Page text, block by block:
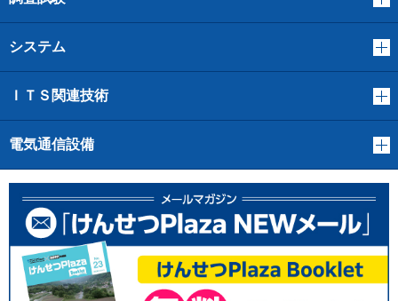
システム
ＩＴＳ関連技術
電気通信設備